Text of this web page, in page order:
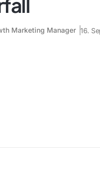
Marketing Manager 16.